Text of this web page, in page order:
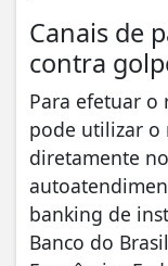
​Canais de
contra
​Para efetuar
pode utilizar o
diretamente
banking de
Banco do